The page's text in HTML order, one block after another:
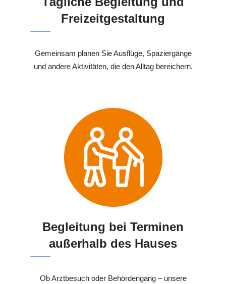
Freizeitgestaltung
Gemeinsam planen Sie Ausflüge, Spaziergänge
und andere Aktivitäten, die den Alltag bereichern.
Begleitung bei Terminen
außerhalb des Hauses
Ob Arztbesuch oder Behördengang – unsere